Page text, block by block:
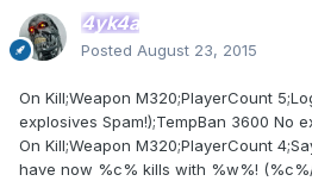
4yk4a
Posted August 23, 2015
On Kill;Weapon M320;PlayerCount
explosives Spam!);TempBan 3600 No
On Kill;Weapon M320;PlayerCount
have now %c% kills with %w%! (%c%/